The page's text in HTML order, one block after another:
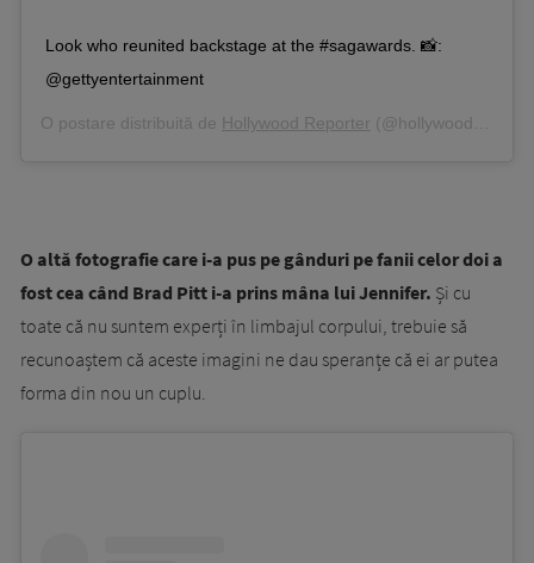
Look who reunited backstage at the #sagawards. 📸:
@gettyentertainment
O postare distribuită de Hollywood Reporter (@hollywoodreporter) pe
O altă fotografie care i-a pus pe gânduri pe fanii celor doi a
fost cea când Brad Pitt i-a prins mâna lui Jennifer. Și cu
toate că nu suntem experți în limbajul corpului, trebuie să
recunoaștem că aceste imagini ne dau speranțe că ei ar putea
forma din nou un cuplu.